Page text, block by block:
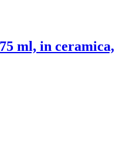
ml, in ceramica,